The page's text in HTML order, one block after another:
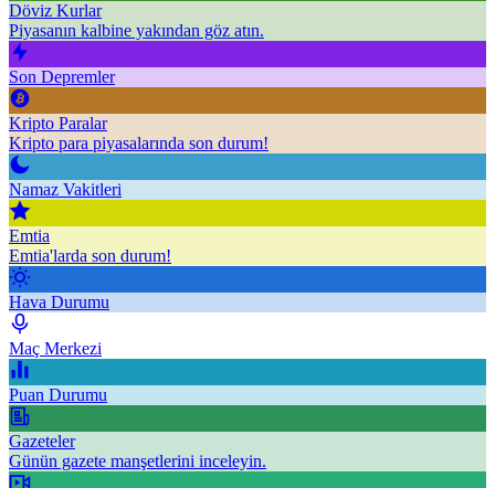
Döviz Kurlar
Piyasanın kalbine yakından göz atın.
Son Depremler
Kripto Paralar
Kripto para piyasalarında son durum!
Namaz Vakitleri
Emtia
Emtia'larda son durum!
Hava Durumu
Maç Merkezi
Puan Durumu
Gazeteler
Günün gazete manşetlerini inceleyin.